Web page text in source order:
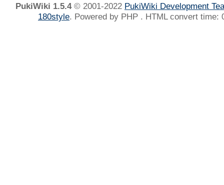
PukiWiki 1.5.4© 2001-2022 PukiWiki Development
180style. Powered by PHP . HTML convert time: